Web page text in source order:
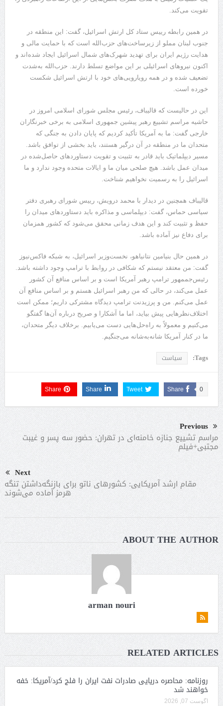
تقویت می‌کند.
در همین رابطه رییس ستاد کل ارتش اسرائیل، گفت: این منطقه در
جنوب لبنان مملو از زیرساخت‌های حزب‌الله است که با حمایت مالی و
هدایت رژیم ایران برای تهدید شهرک‌های شمال اسرائیل ایجاد شده‌اند و
اکنون نیروهای اسرائیلی بر این مواضع تسلط دارند. حزب‌الله به‌شدت
تضعیف شده و در همه رویارویی‌های خود با ارتش اسرائیل شکست
خورده است.
این در حالیست که قالیباف، رئیس مجلس شورای اسلامی امروز در
حاشیه مراسم تشییع رهبر پیشین جمهوری اسلامی به برخی خبرنگاران
خارجی گفت: ما به آمریکا تأکید کردیم که پایان دادن به جنگی که
متحدان ما در منطقه در آن درگیر هستند، باید بخشی از توافق باشد.
مسیر دیپلماتیک باید قادر به تثبیت و تقویت دستاوردهای حاصل‌شده در
میدان عمل باشد. هیچ صلحی میان ما و ایالات متحده وجود ندارد و ما
اسرائیل را به رسمیت نخواهیم شناخت.
قالیباف همچنین در دیدار با محمد درویش، رییس شورای رهبری دفتر
سیاسی حماس، گفت: دیپلماسی و مذاکره باید دستاوردهای میدان را
حفظ و تثبیت کند و این هدف زمانی محقق می‌شود که کشور همزمان
برای دفاع نیز آماده باشد.
در همین حال بنیامین نتانیاهو، نخست‌وزیر اسرائیل، به شبکه فاکس‌نیوز
گفت: من معتقد نیستم که شکافی در روابط با ترامپ وجود داشته باشد.
رئیس‌جممهور ترامپ رهبر آمریکا است و بر اساس منافع آن کشور
عمل می‌کند، در حالی که من رهبر اسرائیل هستم و بر اساس منافع آن
عمل می‌کنم. من و پرزیدنت ترامپ دیدگاه مشترکی داریم؛ ممکن است
اختلاف‌نظرهایی پیش بیاید، اما ما آشکارا و صریح درباره آن‌ها گفتگو
می‌کنیم و معمولاً به راه‌حل‌هایی دست می‌یابیم. برخلاف دیگر متحدان،
ما در کنار آمریکا شانه‌به‌شانه می‌جنگیم.
Tags: سیاست
Share 0
Tweet
Share
Share
Previous
مراسم تشییع جنازه خامنه‌ای در تهران: حضور سه پسر و غیبت
مجتبی+فیلم
Next
مقام ارشد آمریکایی: کشورهای ناتو برای بازنگه‌داشتن تنگه
هرمز آماده می‌شوند
ABOUT THE AUTHOR
arman nouri
RELATED ARTICLES
روزنامه: محاصره دریایی صادرات نفت ایران را فلج کرد/آمریکا: خفه
خواهند شد
آگوست 07, 2026